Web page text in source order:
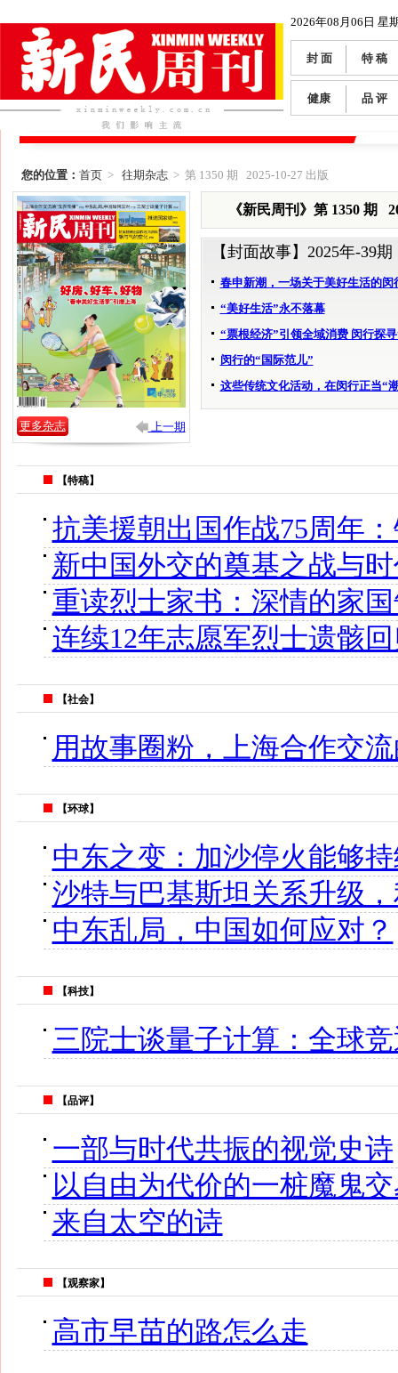
2026年08月06日 星
封 面 特 稿
健康 品 评
您的位置： 首页> 往期杂志> 第 1350 期 2025-10-27 出版
更多杂志 上一期
《新民周刊》第 1350 期
【封面故事】 2025年-39期
春申新潮，一场关于美好生活的闵
“美好生活”永不落幕
“票根经济”引领全域消费 闵行探
闵行的“国际范儿”
这些传统文化活动，在闵行正当“
【特稿】
抗美援朝出国作战75周年
新中国外交的奠基之战与
重读烈士家书：深情的家
连续12年志愿军烈士遗骸
【社会】
用故事圈粉，上海合作交
【环球】
中东之变：加沙停火能够
沙特与巴基斯坦关系升级
中东乱局，中国如何应对？
【科技】
三院士谈量子计算：全球
【品评】
一部与时代共振的视觉史诗
以自由为代价的一桩魔鬼
来自太空的诗
【观察家】
高市早苗的路怎么走